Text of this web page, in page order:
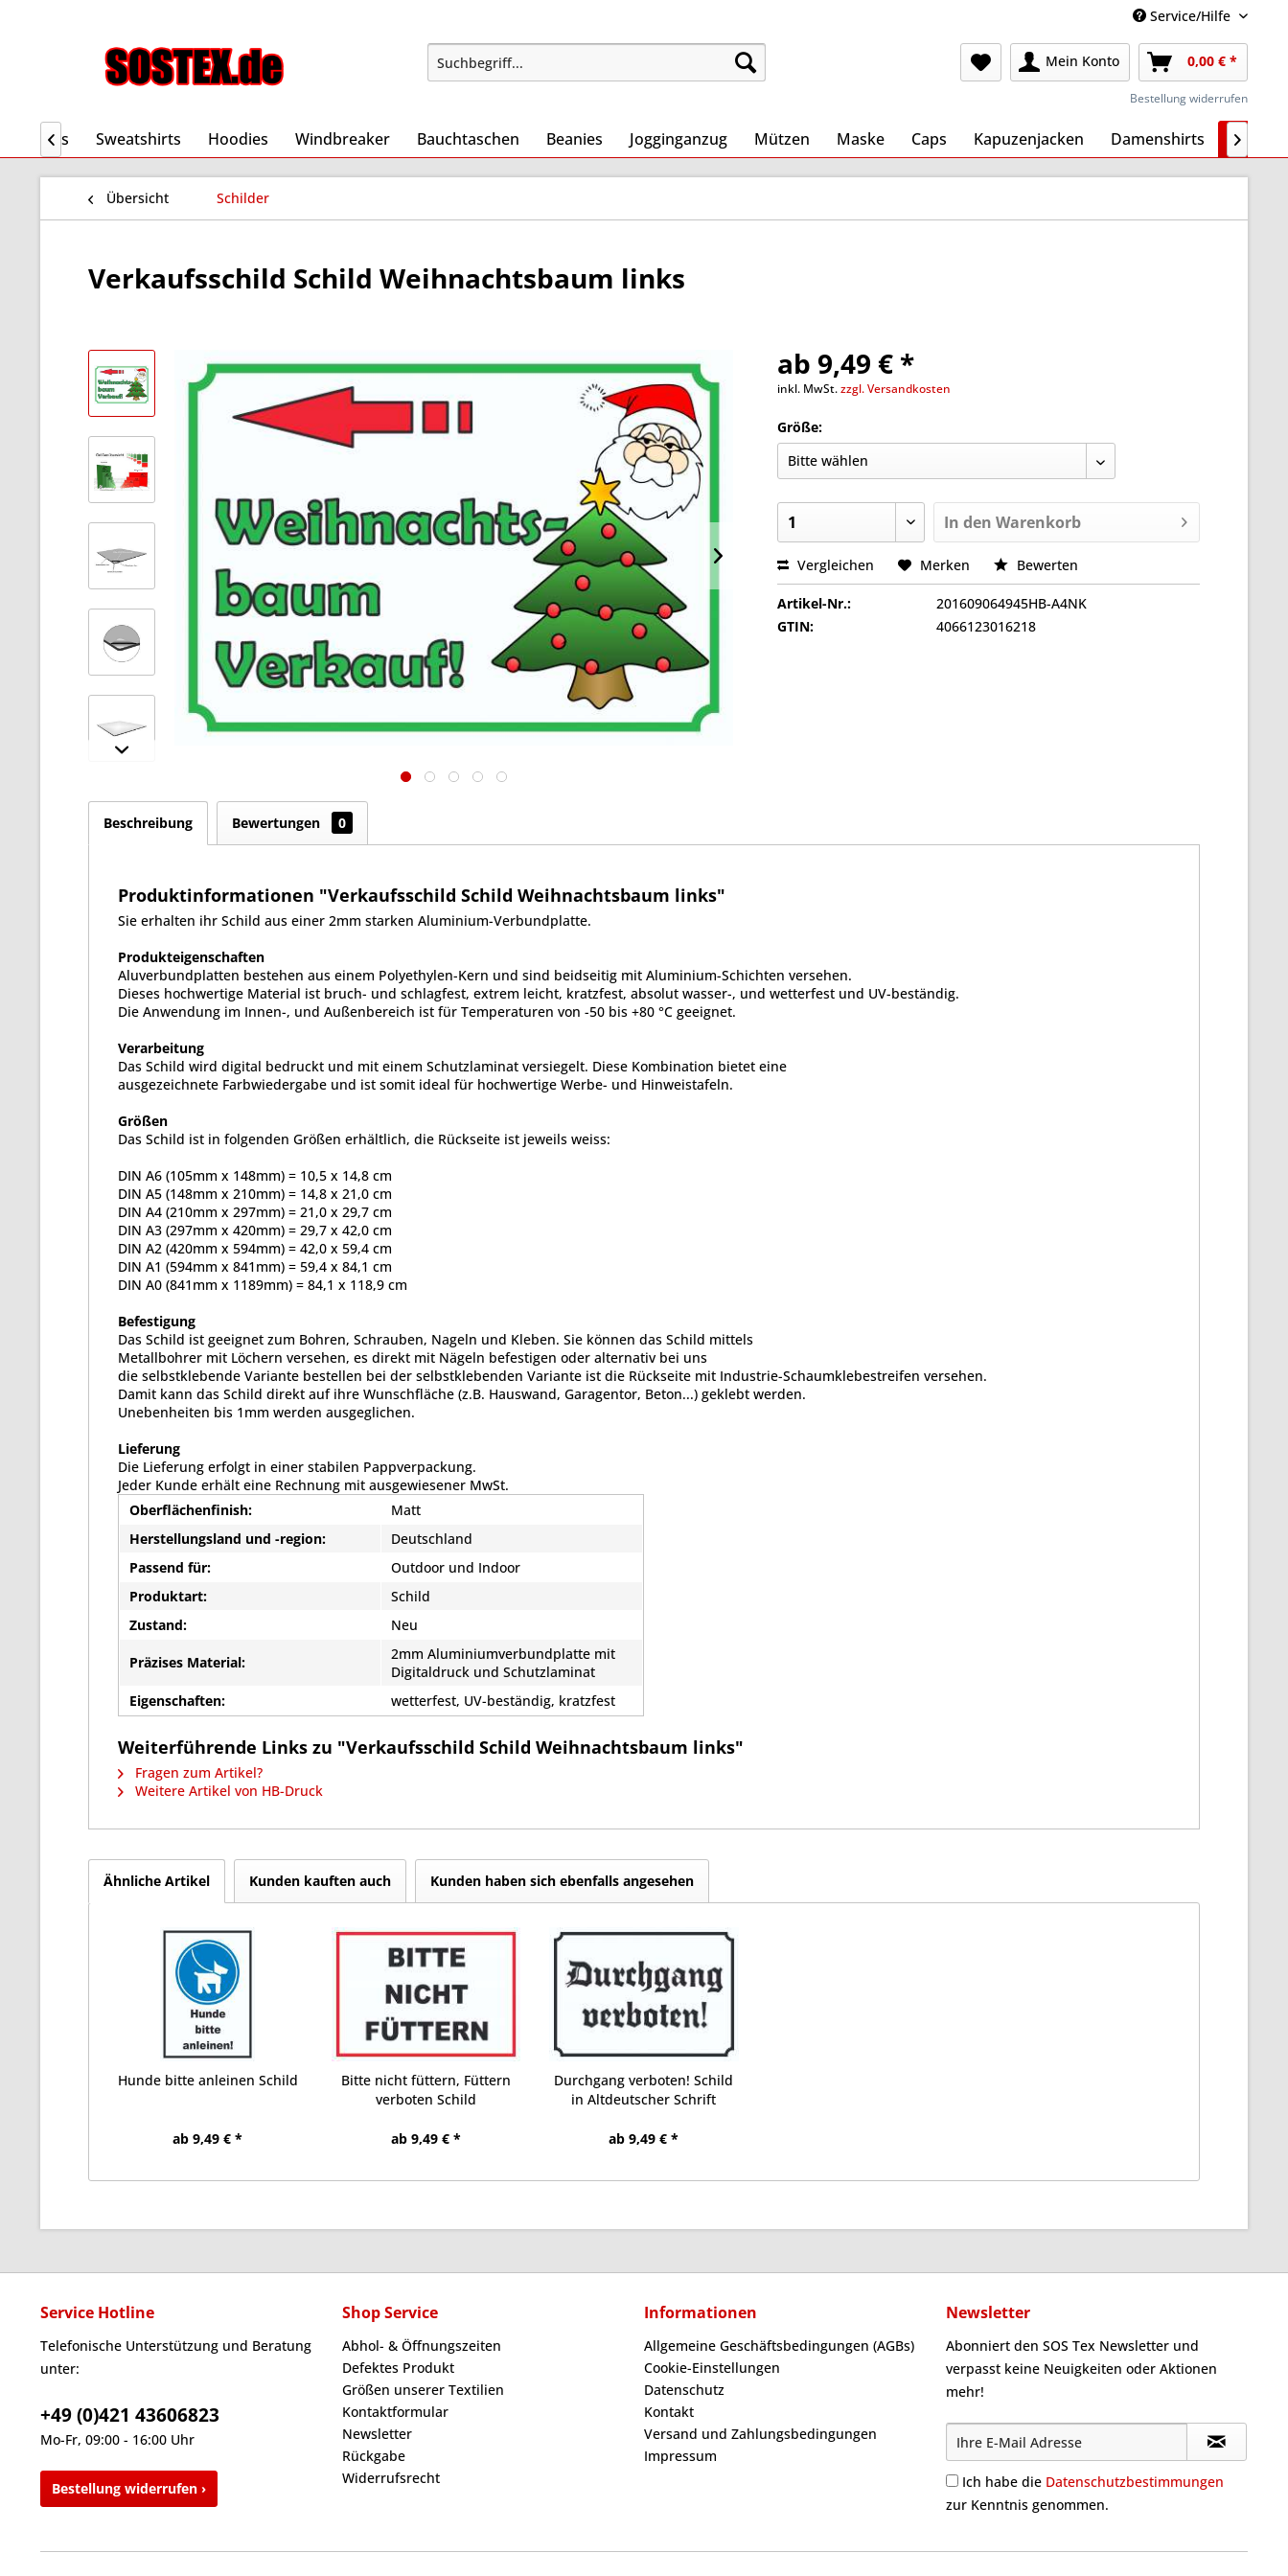
Service/Hilfe
Mein Konto 0,00 € *
Bestellung widerrufen
Shorts Sweatshirts Hoodies Windbreaker Bauchtaschen Beanies Jogginganzug Mützen Maske Caps Kapuzenjacken Damenshirts
 
Übersicht Schilder
Verkaufsschild Schild Weihnachtsbaum links
ab 9,49 € *
inkl. MwSt.zzgl. Versandkosten
Größe:
In den Warenkorb
Vergleichen Merken Bewerten
Artikel-Nr.:
201609064945HB-A4NK
GTIN:
4066123016218
Beschreibung Bewertungen 0
Produktinformationen "Verkaufsschild Schild Weihnachtsbaum links"
Sie erhalten ihr Schild aus einer 2mm starken Aluminium-Verbundplatte.
Produkteigenschaften
Aluverbundplatten bestehen aus einem Polyethylen-Kern und sind beidseitig mit Aluminium-Schichten versehen.
Dieses hochwertige Material ist bruch- und schlagfest, extrem leicht, kratzfest, absolut wasser-, und wetterfest und UV-beständig.
Die Anwendung im Innen-, und Außenbereich ist für Temperaturen von -50 bis +80 °C geeignet.
Verarbeitung
Das Schild wird digital bedruckt und mit einem Schutzlaminat versiegelt. Diese Kombination bietet eine
ausgezeichnete Farbwiedergabe und ist somit ideal für hochwertige Werbe- und Hinweistafeln.
Größen
Das Schild ist in folgenden Größen erhältlich, die Rückseite ist jeweils weiss:
DIN A6 (105mm x 148mm) = 10,5 x 14,8 cm
DIN A5 (148mm x 210mm) = 14,8 x 21,0 cm
DIN A4 (210mm x 297mm) = 21,0 x 29,7 cm
DIN A3 (297mm x 420mm) = 29,7 x 42,0 cm
DIN A2 (420mm x 594mm) = 42,0 x 59,4 cm
DIN A1 (594mm x 841mm) = 59,4 x 84,1 cm
DIN A0 (841mm x 1189mm) = 84,1 x 118,9 cm
Befestigung
Das Schild ist geeignet zum Bohren, Schrauben, Nageln und Kleben. Sie können das Schild mittels
Metallbohrer mit Löchern versehen, es direkt mit Nägeln befestigen oder alternativ bei uns
die selbstklebende Variante bestellen bei der selbstklebenden Variante ist die Rückseite mit Industrie-Schaumklebestreifen versehen.
Damit kann das Schild direkt auf ihre Wunschfläche (z.B. Hauswand, Garagentor, Beton...) geklebt werden.
Unebenheiten bis 1mm werden ausgeglichen.
Lieferung
Die Lieferung erfolgt in einer stabilen Pappverpackung.
Jeder Kunde erhält eine Rechnung mit ausgewiesener MwSt.
Oberflächenfinish:
Matt
Herstellungsland und -region:
Deutschland
Passend für:
Outdoor und Indoor
Produktart:
Schild
Zustand:
Neu
Präzises Material:
2mm Aluminiumverbundplatte mit
Digitaldruck und Schutzlaminat
Eigenschaften:
wetterfest, UV-beständig, kratzfest
Weiterführende Links zu "Verkaufsschild Schild Weihnachtsbaum links"
Fragen zum Artikel?
Weitere Artikel von HB-Druck
Ähnliche Artikel Kunden kauften auch Kunden haben sich ebenfalls angesehen
Hunde bitte anleinen Schild
ab 9,49 € *
Bitte nicht füttern, Füttern
verboten Schild
ab 9,49 € *
Durchgang verboten! Schild
in Altdeutscher Schrift
ab 9,49 € *
Service Hotline
Telefonische Unterstützung und Beratung
unter:
+49 (0)421 43606823
Mo-Fr, 09:00 - 16:00 Uhr
Bestellung widerrufen ›
Shop Service
Abhol- & Öffnungszeiten
Defektes Produkt
Größen unserer Textilien
Kontaktformular
Newsletter
Rückgabe
Widerrufsrecht
Informationen
Allgemeine Geschäftsbedingungen (AGBs)
Cookie-Einstellungen
Datenschutz
Kontakt
Versand und Zahlungsbedingungen
Impressum
Newsletter
Abonniert den SOS Tex Newsletter und
verpasst keine Neuigkeiten oder Aktionen
mehr!
Ich habe die Datenschutzbestimmungen
zur Kenntnis genommen.